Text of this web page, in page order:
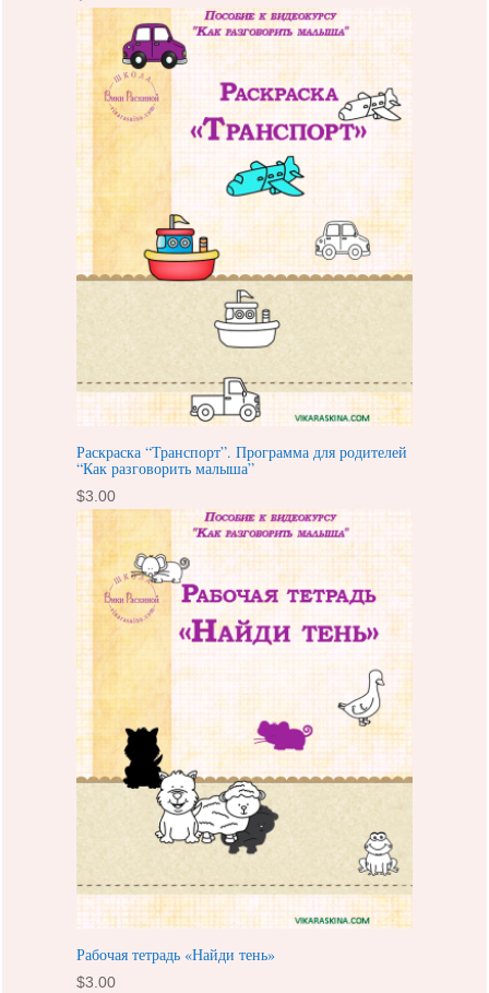
Раскраска “Транспорт”. Программа для родителей
“Как разговорить малыша”
$3.00
Рабочая тетрадь «Найди тень»
$3.00